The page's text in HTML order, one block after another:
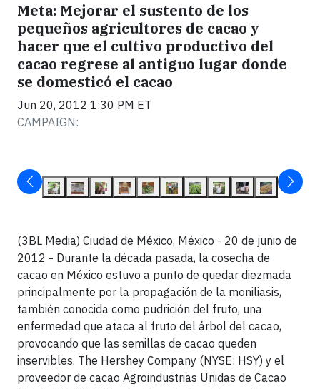
Meta: Mejorar el sustento de los
pequeños agricultores de cacao y
hacer que el cultivo productivo del
cacao regrese al antiguo lugar donde
se domesticó el cacao
Jun 20, 2012 1:30 PM ET
CAMPAIGN:
(3BL Media) Ciudad de México, México - 20 de junio de
2012 - Durante la década pasada, la cosecha de
cacao en México estuvo a punto de quedar diezmada
principalmente por la propagación de la moniliasis,
también conocida como pudrición del fruto, una
enfermedad que ataca al fruto del árbol del cacao,
provocando que las semillas de cacao queden
inservibles. The Hershey Company (NYSE: HSY) y el
proveedor de cacao Agroindustrias Unidas de Cacao